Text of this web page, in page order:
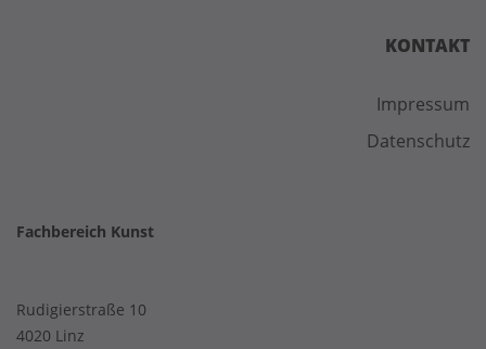
KONTAKT
Impressum
Datenschutz
Fachbereich Kunst
Rudigierstraße 10
4020 Linz